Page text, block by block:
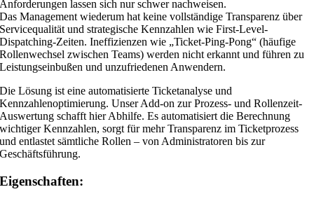
Anforderungen lassen sich nur schwer nachweisen.
Das Management wiederum hat keine vollständige Transparenz über
Servicequalität und strategische Kennzahlen wie First-Level-
Dispatching-Zeiten. Ineffizienzen wie „Ticket-Ping-Pong“ (häufige
Rollenwechsel zwischen Teams) werden nicht erkannt und führen zu
Leistungseinbußen und unzufriedenen Anwendern.
Die Lösung ist eine automatisierte Ticketanalyse und
Kennzahlenoptimierung. Unser Add-on zur Prozess- und Rollenzeit-
Auswertung schafft hier Abhilfe. Es automatisiert die Berechnung
wichtiger Kennzahlen, sorgt für mehr Transparenz im Ticketprozess
und entlastet sämtliche Rollen – von Administratoren bis zur
Geschäftsführung.
Eigenschaften: